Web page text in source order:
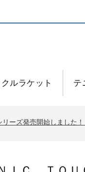
ルラケット テ
リーズ発売開始しました